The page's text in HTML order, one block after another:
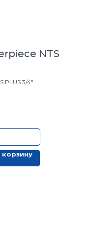
NTS
PLUS 3/4"
корзину